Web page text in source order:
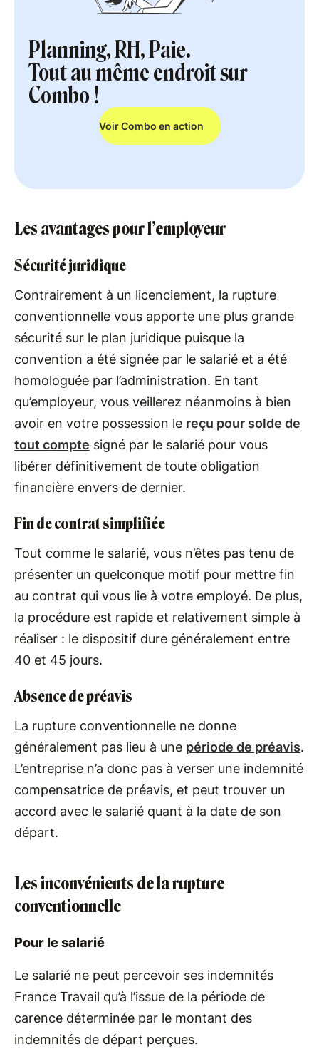
Planning, RH, Paie.
Tout au même endroit sur
Combo !
Voir Combo en action
Les avantages pour l’employeur
Sécurité juridique
Contrairement à un licenciement, la rupture
conventionnelle vous apporte une plus grande
sécurité sur le plan juridique puisque la
convention a été signée par le salarié et a été
homologuée par l’administration. En tant
qu’employeur, vous veillerez néanmoins à bien
avoir en votre possession le reçu pour solde de
tout compte signé par le salarié pour vous
libérer définitivement de toute obligation
financière envers de dernier.
Fin de contrat simplifiée
Tout comme le salarié, vous n’êtes pas tenu de
présenter un quelconque motif pour mettre fin
au contrat qui vous lie à votre employé. De plus,
la procédure est rapide et relativement simple à
réaliser : le dispositif dure généralement entre
40 et 45 jours.
Absence de préavis
La rupture conventionnelle ne donne
généralement pas lieu à une période de préavis.
L’entreprise n’a donc pas à verser une indemnité
compensatrice de préavis, et peut trouver un
accord avec le salarié quant à la date de son
départ.
Les inconvénients de la rupture
conventionnelle
Pour le salarié
Le salarié ne peut percevoir ses indemnités
France Travail qu’à l’issue de la période de
carence déterminée par le montant des
indemnités de départ perçues.